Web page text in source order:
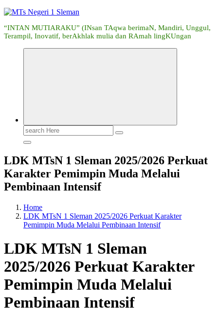
“INTAN MUTIARAKU” (INsan TAqwa berimaN, Mandiri, Unggul,
Terampil, Inovatif, berAkhlak mulia dan RAmah lingKUngan
Search
for:
LDK MTsN 1 Sleman 2025/2026 Perkuat
Karakter Pemimpin Muda Melalui
Pembinaan Intensif
Home
LDK MTsN 1 Sleman 2025/2026 Perkuat Karakter
Pemimpin Muda Melalui Pembinaan Intensif
LDK MTsN 1 Sleman
2025/2026 Perkuat Karakter
Pemimpin Muda Melalui
Pembinaan Intensif